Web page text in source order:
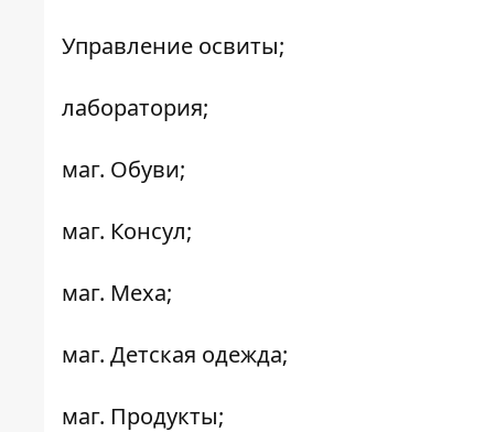
Управление освиты;
лаборатория;
маг. Обуви;
маг. Консул;
маг. Меха;
маг. Детская одежда;
маг. Продукты;